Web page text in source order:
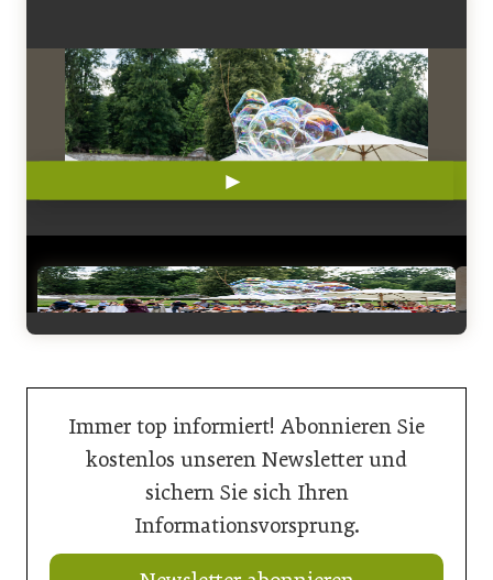
„Dr. Bubbles“ mit seinen Riesenseifenblasen.
►
Immer top informiert! Abonnieren Sie
kostenlos unseren Newsletter und
sichern Sie sich Ihren
Informationsvorsprung.